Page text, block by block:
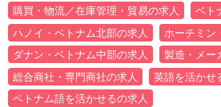
購買・物流／在庫管理・貿易の求人
ベト
ハノイ・ベトナム北部の求人
ホーチミン
ダナン・ベトナム中部の求人
製造・メー
総合商社・専門商社の求人
英語を活かせ
ベトナム語を活かせるの求人